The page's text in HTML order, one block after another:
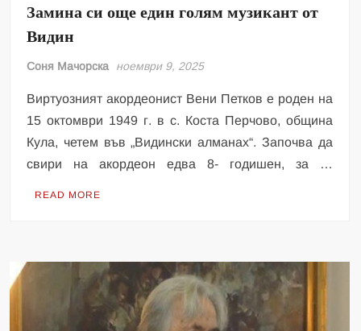
Замина си още един голям музикант от
Видин
Соня Мачорска ноември 9, 2025
Виртуозният акордеонист Вени Петков е роден на
15 октомври 1949 г. в с. Коста Перчово, община
Кула, четем във „Видински алманах“. Започва да
свири на акордеон едва 8- годишен, за …
READ MORE